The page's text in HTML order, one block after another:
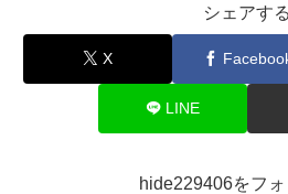
シェアする
X
LINE
hide229406をフ